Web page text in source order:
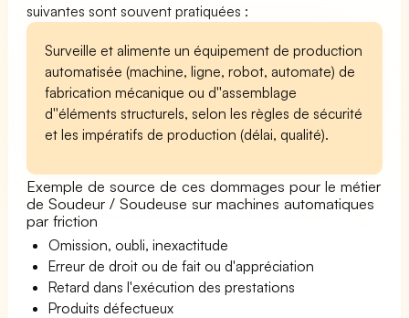
suivantes sont souvent pratiquées :
Surveille et alimente un équipement de production
automatisée (machine, ligne, robot, automate) de
fabrication mécanique ou d''assemblage
d''éléments structurels, selon les règles de sécurité
et les impératifs de production (délai, qualité).
Exemple de source de ces dommages pour le métier
de Soudeur / Soudeuse sur machines automatiques
par friction
Omission, oubli, inexactitude
Erreur de droit ou de fait ou d'appréciation
Retard dans l'exécution des prestations
Produits défectueux